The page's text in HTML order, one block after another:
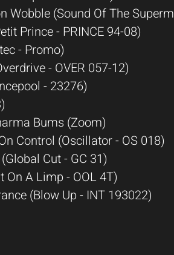
Wobble (Sound Of The
Prince - PRINCE 94-08)
- Promo)
- OVER 057-12)
- 23276)
Bums (Zoom)
Control (Oscillator - OS 018)
Cut - GC 31)
On A Limp - OOL 4T)
(Blow Up - INT 193022)